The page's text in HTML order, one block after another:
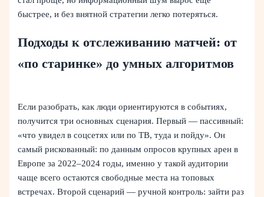
быстрее, и без внятной стратегии легко потеряться.
Подходы к отслеживанию матчей: от
«по старинке» до умных алгоритмов
Если разобрать, как люди ориентируются в событиях,
получится три основных сценария. Первый — пассивный:
«что увидел в соцсетях или по ТВ, туда и пойду». Он
самый рискованный: по данным опросов крупных арен в
Европе за 2022–2024 годы, именно у такой аудитории
чаще всего остаются свободные места на топовых
встречах. Второй сценарий — ручной контроль: зайти раз